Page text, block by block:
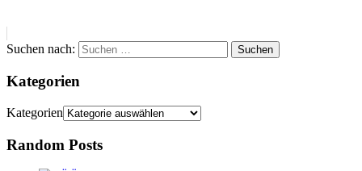
Suchen nach: Suchen
Kategorien
Kategorien
Random Posts